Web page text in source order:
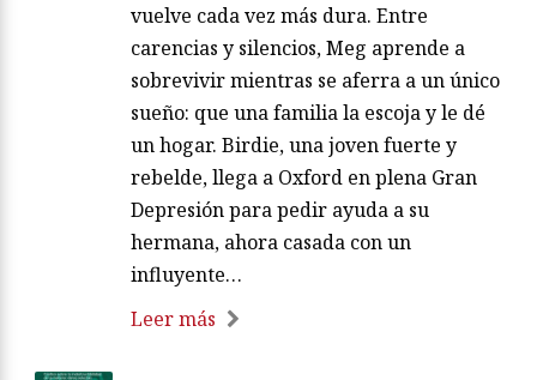
vuelve cada vez más dura. Entre
carencias y silencios, Meg aprende a
sobrevivir mientras se aferra a un único
sueño: que una familia la escoja y le dé
un hogar. Birdie, una joven fuerte y
rebelde, llega a Oxford en plena Gran
Depresión para pedir ayuda a su
hermana, ahora casada con un
influyente…
Leer más